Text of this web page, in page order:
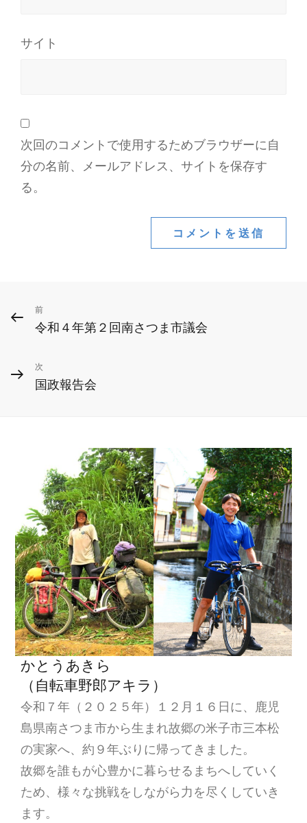
サイト
次回のコメントで使用するためブラウザーに自
分の名前、メールアドレス、サイトを保存す
る。
投
ナ
ビ
ン
前
の
稿
前
令和４年第２回南さつま市議会
次
の
次
国政報告会
かとうあきら
（自転車野郎アキラ）
令和７年（２０２５年）１２月１６日に、鹿児
島県南さつま市から生まれ故郷の米子市三本松
の実家へ、約９年ぶりに帰ってきました。
故郷を誰もが心豊かに暮らせるまちへしていく
ため、様々な挑戦をしながら力を尽くしていき
ます。